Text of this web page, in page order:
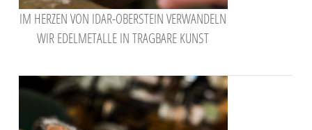
IM HERZEN VON IDAR-OBERSTEIN VERWANDELN
WIR EDELMETALLE IN TRAGBARE KUNST